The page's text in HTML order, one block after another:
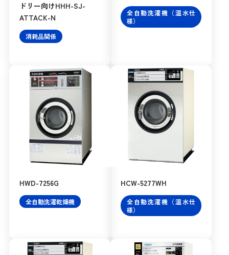
ドリー向けHHH-SJ-
ATTACK-N
消耗品関係
全自動洗濯機（温水仕
様）
HWD-7256G
全自動洗濯乾燥機
HCW-5277WH
全自動洗濯機（温水仕
様）